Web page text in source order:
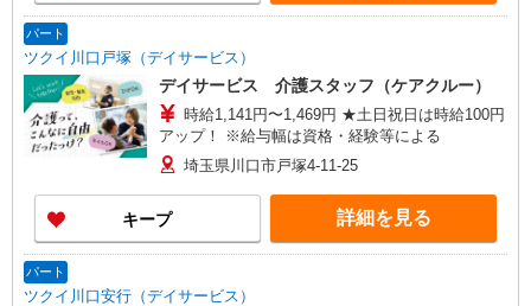
パート
ツクイ川口戸塚（デイサービス）
デイサービス 介護スタッフ（ケアクルー）
時給1,141円〜1,469円 ★土日祝日は時給100円
アップ！ ※給与幅は資格・経験等による
埼玉県川口市戸塚4-11-25
キープ 詳細を見る
パート
ツクイ川口安行（デイサービス）